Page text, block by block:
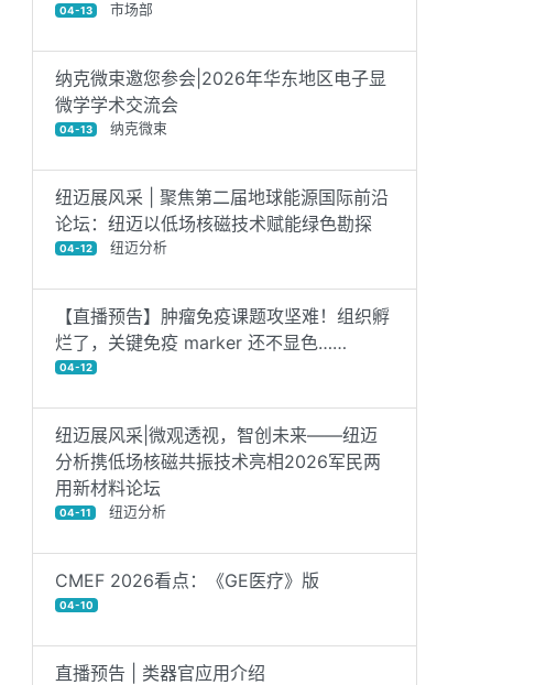
04-13 市场部
纳克微束邀您参会|2026年华东地区电子显
微学学术交流会
04-13 纳克微束
纽迈展风采 | 聚焦第二届地球能源国际前沿
论坛：纽迈以低场核磁技术赋能绿色勘探
04-12 纽迈分析
【直播预告】肿瘤免疫课题攻坚难！组织孵
烂了，关键免疫 marker 还不显色……
04-12
纽迈展风采|微观透视，智创未来——纽迈
分析携低场核磁共振技术亮相2026军民两
用新材料论坛
04-11 纽迈分析
CMEF 2026看点：《GE医疗》版
04-10
直播预告 | 类器官应用介绍